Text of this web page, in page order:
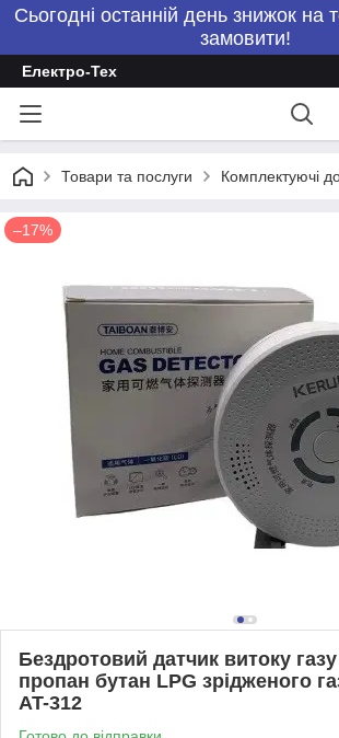
Сьогодні останній день знижок на
замовити!
Електро-Тех
Товари та послуги Комплектуючі
–17%
Бездротовий датчик витоку
пропан бутан LPG зрідженого
AT-312